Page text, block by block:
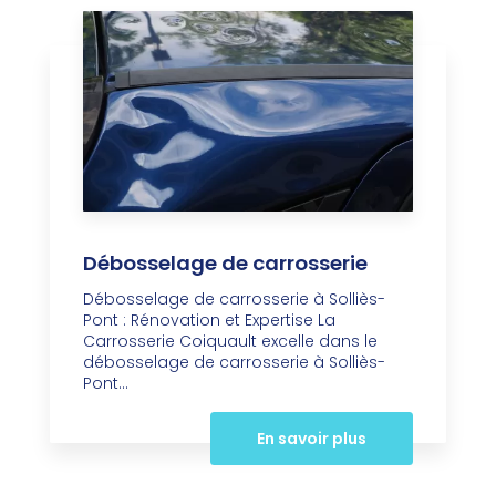
Débosselage de carrosserie
Débosselage de carrosserie à Solliès-
Pont : Rénovation et Expertise La
Carrosserie Coiquault excelle dans le
débosselage de carrosserie à Solliès-
Pont...
En savoir plus